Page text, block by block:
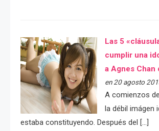
Las 5
cumplir una
a Agnes Chan
en 20 agosto
A comienzos
la débil imágen
estaba constituyendo. Después del […]